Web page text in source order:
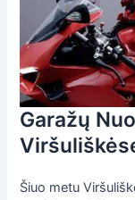
Garažų
Šiuo metu